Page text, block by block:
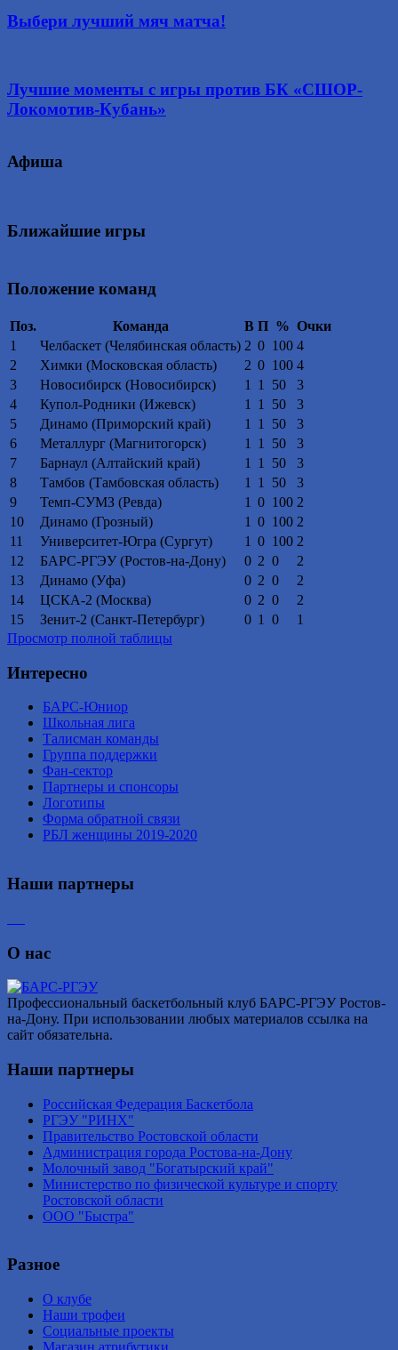
Выбери лучший мяч матча!
Лучшие моменты с игры против БК «СШОР-
Локомотив-Кубань»
Афиша
Ближайшие игры
Положение команд
Поз. Команда В П % Очки
1
Челбаскет (Челябинская область) 2 0 100 4
2
Химки (Московская область) 2 0 100 4
3
Новосибирск (Новосибирск) 1 1 50
3
4
Купол-Родники (Ижевск) 1 1 50
3
5
Динамо (Приморский край) 1 1 50
3
6
Металлург (Магнитогорск) 1 1 50
3
7
Барнаул (Алтайский край) 1 1 50
3
8
Тамбов (Тамбовская область) 1 1 50
3
9
Темп-СУМЗ (Ревда) 1 0 100 2
10
Динамо (Грозный) 1 0 100 2
11
Университет-Югра (Сургут) 1 0 100 2
12
БАРС-РГЭУ (Ростов-на-Дону) 0 2 0
2
13
Динамо (Уфа) 0 2 0
2
14
ЦСКА-2 (Москва) 0 2 0
2
15
Зенит-2 (Санкт-Петербург) 0 1 0
1
Просмотр полной таблицы
Интересно
БАРС-Юниор
Школьная лига
Талисман команды
Группа поддержки
Фан-сектор
Партнеры и спонсоры
Логотипы
Форма обратной связи
РБЛ женщины 2019-2020
Наши партнеры
О нас
Профессиональный баскетбольный клуб БАРС-РГЭУ Ростов-
на-Дону. При использовании любых материалов ссылка на
сайт обязательна.
Наши партнеры
Российская Федерация Баскетбола
РГЭУ "РИНХ"
Правительство Ростовской области
Администрация города Ростова-на-Дону
Молочный завод "Богатырский край"
Министерство по физической культуре и спорту
Ростовской области
ООО "Быстра"
Разное
О клубе
Наши трофеи
Социальные проекты